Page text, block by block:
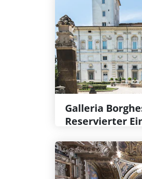
Galleria
Reservierter
Villa &
Borghese, dessen
sehen sind
wie „Heiliger